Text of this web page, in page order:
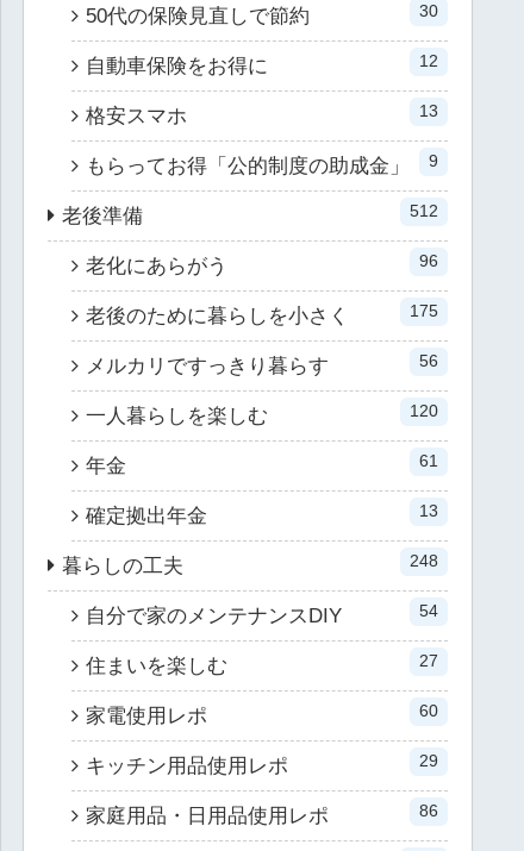
50代の保険見直しで節約 30
自動車保険をお得に 12
格安スマホ 13
もらってお得「公的制度の助成金」 9
老後準備 512
老化にあらがう 96
老後のために暮らしを小さく 175
メルカリですっきり暮らす 56
一人暮らしを楽しむ 120
年金 61
確定拠出年金 13
暮らしの工夫 248
自分で家のメンテナンスDIY 54
住まいを楽しむ 27
家電使用レポ 60
キッチン用品使用レポ 29
家庭用品・日用品使用レポ 86